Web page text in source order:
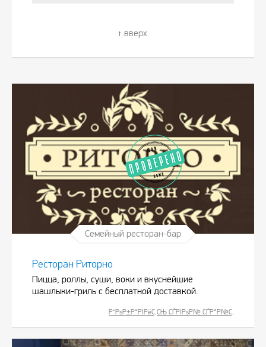
вверх
Семейный ресторан-бар
Ресторан Риторно
Пицца, роллы, суши, воки и вкуснейшие
шашлыки-гриль с бесплатной доставкой.
Р”РѕР±Р°РІРёС‚СЊ СЃРІРѕР№ СЃР°Р№С‚